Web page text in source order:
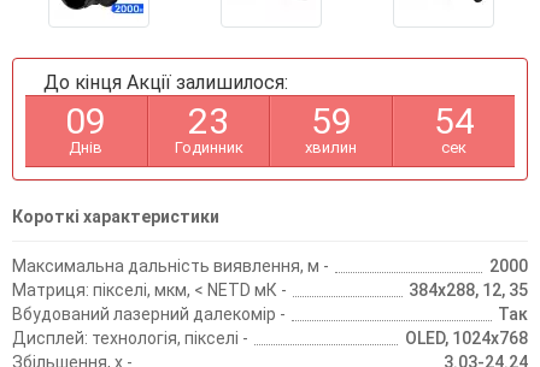
До кінця Акції залишилося:
09
Днів
23
Годинник
59
хвилин
54
сек
Короткі характеристики
Максимальна дальність виявлення, м -
2000
Матриця: пікселі, мкм, < NETD мК -
384х288, 12, 35
Вбудований лазерний далекомір -
Так
Дисплей: технологія, пікселі -
OLED, 1024х768
Збільшення, х -
3.03-24.24